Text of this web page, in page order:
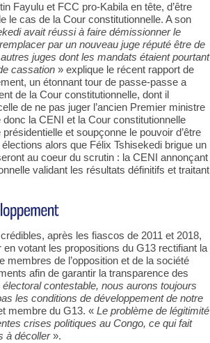
Fayulu et FCC pro-Kabila en tête, d’être
le cas de la Cour constitutionnelle. A son
avait réussi à faire démissionner le
par un nouveau juge réputé être de
juges dont les mandats étaient pourtant
cassation » explique le récent rapport de
un étonnant tour de passe-passe a
de la Cour constitutionnelle, dont il
de ne pas juger l’ancien Premier ministre
la CENI et la Cour constitutionnelle
présidentielle et soupçonne le pouvoir d’être
alors que Félix Tshisekedi brigue un
au coeur du scrutin : la CENI annonçant
validant les résultats définitifs et traitant
après les fiascos de 2011 et 2018,
votant les propositions du G13 rectifiant la
membres de l’opposition et de la société
afin de garantir la transparence des
contestable, nous aurons toujours
les conditions de développement de notre
membre du G13. « Le problème de légitimité
crises politiques au Congo, ce qui fait
à décoller».